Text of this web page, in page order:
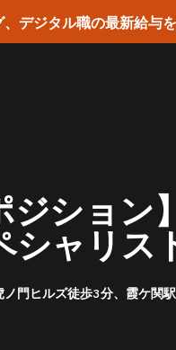
デジタル職の最新給与
ジショ
シャリス
門ヒルズ徒歩3分、霞ケ関